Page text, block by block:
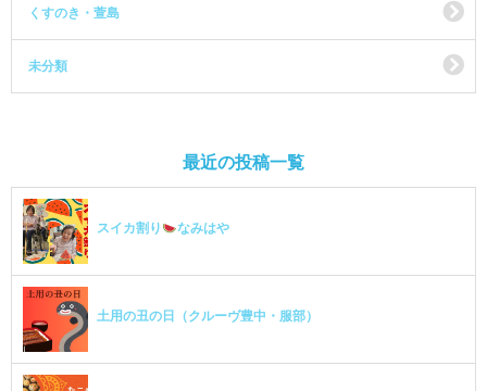
くすのき・萱島
未分類
最近の投稿一覧
スイカ割り なみはや
土用の丑の日（クルーヴ豊中・服部）